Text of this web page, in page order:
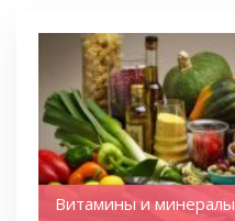
Витамины и минералы